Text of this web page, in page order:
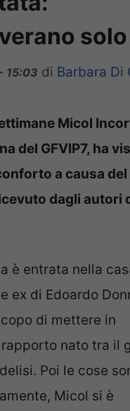
solo
15:03 di Barbara Di
Micol
del GFVIP7, ha
a causa del
dagli autori
è entrata nella
ex di Edoardo
di mettere in
nato tra il
Poi le cose
Micol si è